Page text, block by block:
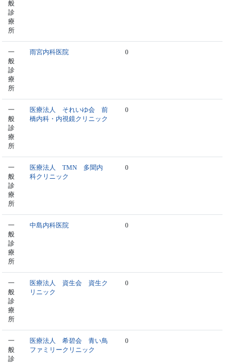
般
診
療
所
一
般
診
療
所
雨宮内科医院 0
一
般
診
療
所
医療法人 それいゆ会 前
橋内科・内視鏡クリニック
0
一
般
診
療
所
医療法人 TMN 多聞内
科クリニック
0
一
般
診
療
所
中島内科医院 0
一
般
診
療
所
医療法人 資生会 資生ク
リニック
0
一
般
診
医療法人 希碧会 青い鳥
ファミリークリニック
0